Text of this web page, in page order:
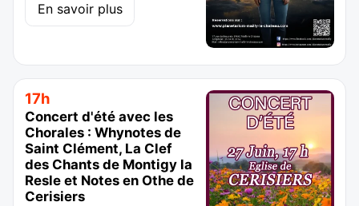
En savoir plus
17h
Concert d'été avec les
Chorales : Whynotes de
Saint Clément, La Clef
des Chants de Montigy la
Resle et Notes en Othe de
Cerisiers